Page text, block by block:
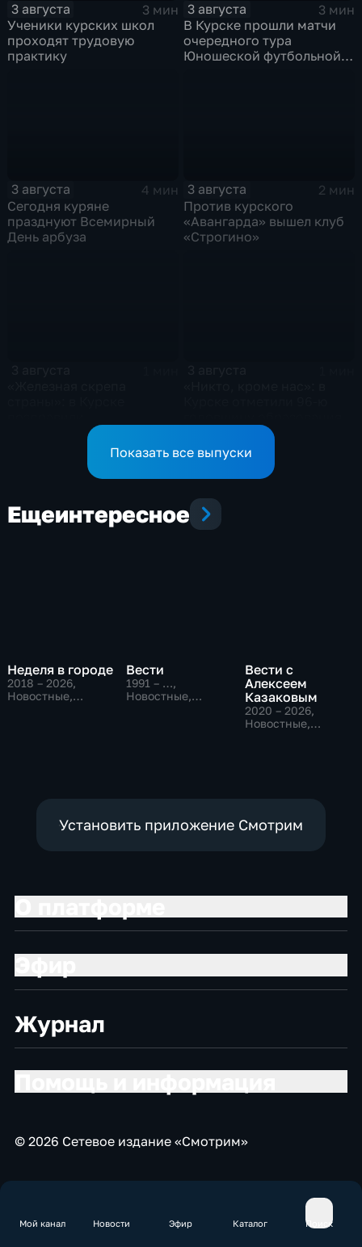
Мой канал Новости Эфир Каталог Поиск
3 августа
3 мин
Ученики курских школ
проходят трудовую
практику
3 августа
3 мин
В Курске прошли матчи
очередного тура
Юношеской футбольной
3 августа
4 мин
Сегодня куряне
празднуют Всемирный
День арбуза
3 августа
2 мин
Против курского
«Авангарда» вышел клуб
«Строгино»
железнодорожников
Показать все выпуски
Ещеинтересное
Неделя в городе
2018 – 2026,
Новостные,
Вести
1991 – …,
Новостные,
Вести с
Алексеем
Казаковым
2020 – 2026,
Новостные,
Установить приложение Смотрим
Журнал
© 2026 Сетевое издание «Смотрим»